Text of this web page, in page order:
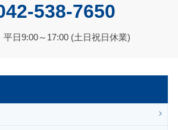
538-7650
日9:00～17:00 (土日祝日休業)